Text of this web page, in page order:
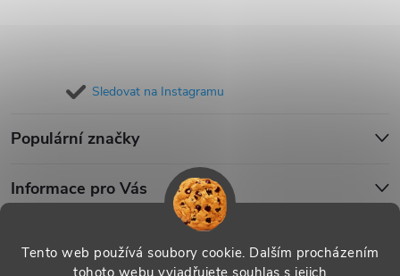
Tento web používá soubory cookie. Dalším procházením
tohoto webu vyjadřujete souhlas s jejich
Sledovat na Instagramu
Populární značky
Informace pro Vás